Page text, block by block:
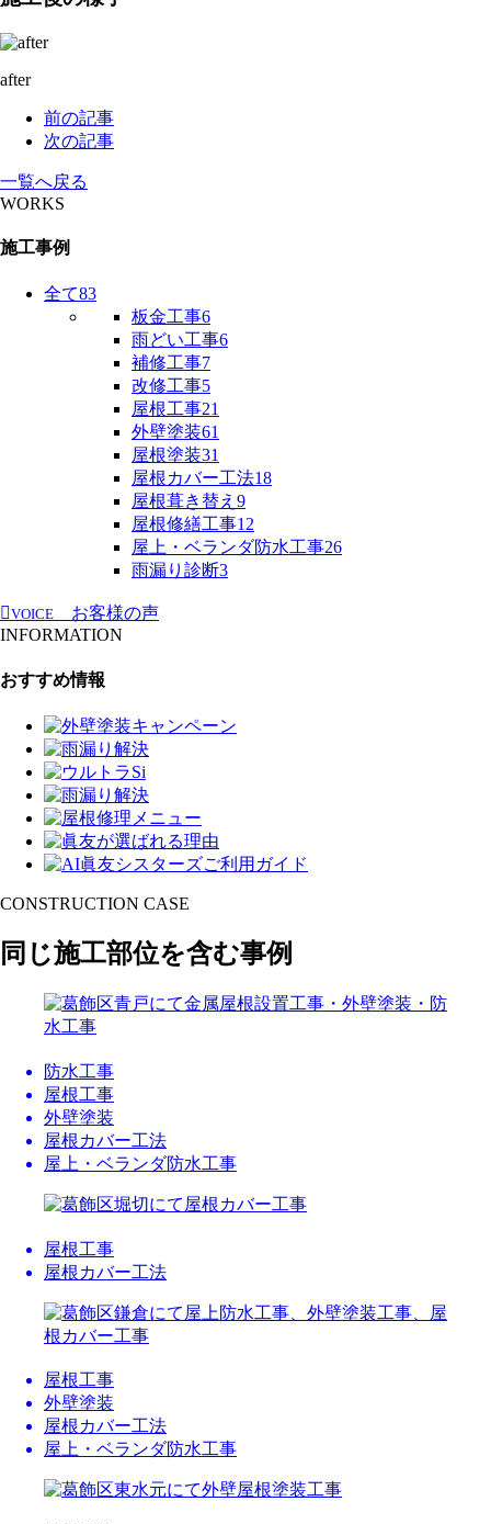
after
前の記事
次の記事
一覧へ戻る
WORKS
施工事例
全て83
板金工事6
雨どい工事6
補修工事7
改修工事5
屋根工事21
外壁塗装61
屋根塗装31
屋根カバー工法18
屋根葺き替え 9
屋根修繕工事12
屋上・ベランダ防水工事26
雨漏り診断3
VOICE
お客様の声
INFORMATION
おすすめ情報
CONSTRUCTION CASE
同じ施工部位を含む事例
防水工事
屋根工事
外壁塗装
屋根カバー工法
屋上・ベランダ防水工事
屋根工事
屋根カバー工法
屋根工事
外壁塗装
屋根カバー工法
屋上・ベランダ防水工事